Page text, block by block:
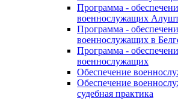
Программа -
военнослужащих
Программа -
военнослужащих в
Программа -
военнослужащих
Обеспечение
Обеспечение
судебная практика